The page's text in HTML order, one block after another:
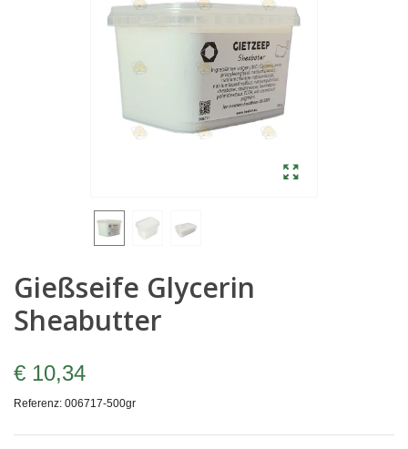
Gießseife Glycerin
Sheabutter
€ 10,34
Referenz: 006717-500gr